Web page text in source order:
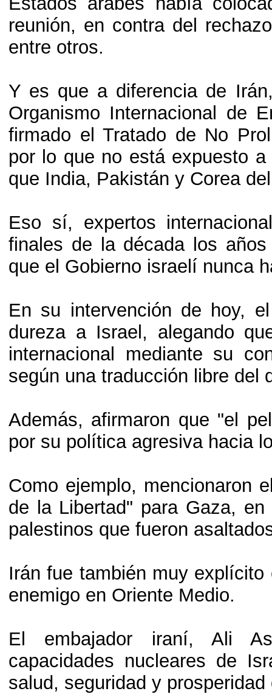
reunión, en contra del
entre otros.
Y es que a diferencia de
Organismo Internacional de
firmado el Tratado de No
por lo que no está expuesto
que India, Pakistán y Corea
Eso sí, expertos
finales de la década los
que el Gobierno israelí nunca
En su intervención de hoy,
dureza a Israel, alegando
internacional mediante su
según una traducción libre del
Además, afirmaron que "el
por su política agresiva hacia
Como ejemplo, mencionaron
de la Libertad" para Gaza,
palestinos que fueron
Irán fue también muy
enemigo en Oriente Medio.
El embajador iraní, Ali
capacidades nucleares de
salud, seguridad y prosperidad